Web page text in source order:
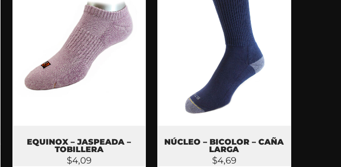
EQUINOX – JASPEADA –
TOBILLERA
$4,09
NÚCLEO – BICOLOR – CAÑA
LARGA
$4,69